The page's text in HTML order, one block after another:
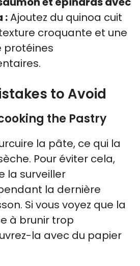
:Ajoutez du quinoa cuit
croquante et une
protéines
to Avoid
the Pastry
la pâte, ce qui la
Pour éviter cela,
la surveiller
la dernière
Si vous voyez que la
à brunir trop
la avec du papier